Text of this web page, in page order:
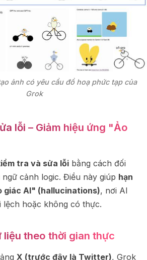
ảnh có yêu cầu đồ hoạ phức tạp của
Grok
lỗi – Giảm hiệu ứng "Ảo
tra và sửa lỗi bằng cách đối
cảnh logic. Điều này giúp hạn
giác AI" (hallucinations), nơi AI
lệch hoặc không có thực.
liệu theo thời gian thực
X (trước đây là Twitter), Grok